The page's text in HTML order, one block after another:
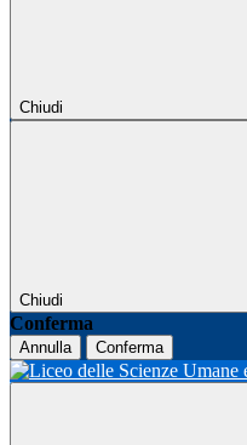
Chiudi
Chiudi
Conferma
Annulla Conferma